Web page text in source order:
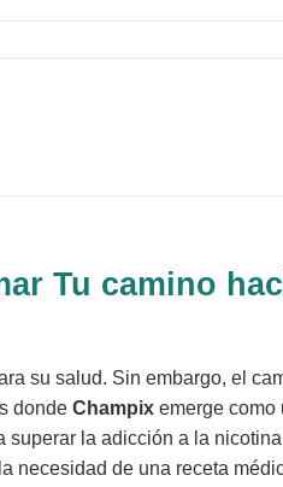
Tu camino
su salud. Sin embargo, el
donde Champix emerge como
la adicción a la
necesidad de una receta